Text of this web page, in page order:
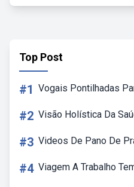
Top Post
#1 Vogais Pontilhadas
#2 Visão Holística Da
#3 Videos De Pano De
#4 Viagem A Trabalho